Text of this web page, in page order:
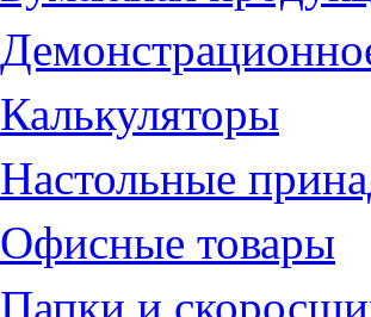
Калькуляторы
Настольные
Офисные товары
Папки и